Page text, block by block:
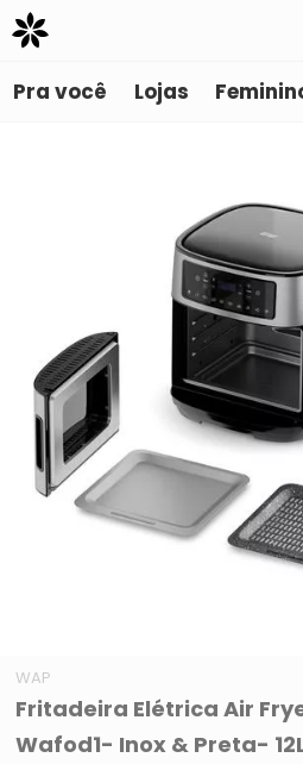
Pra você Lojas
WAP
Fritadeira Elétrica Air
Wafod1- Inox & Preta-